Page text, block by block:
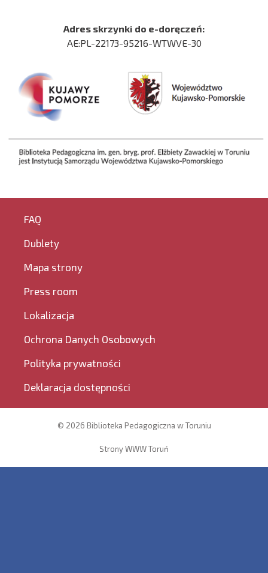
Adres skrzynki do e-doręczeń:
AE:PL-22173-95216-WTWVE-30
FAQ
Dublety
Mapa strony
Press room
Lokalizacja
Ochrona Danych Osobowych
Polityka prywatności
Deklaracja dostępności
© 2026 Biblioteka Pedagogiczna w Toruniu
Strony WWW Toruń